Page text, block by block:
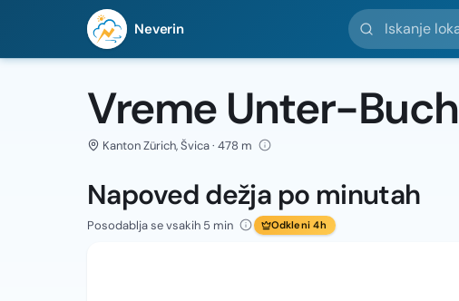
Neverin
Iskanje lokacij
Vreme Unter-Buch
Kanton Zürich, Švica · 478 m
Napoved dežja po minutah
Posodablja se vsakih 5 min Odkleni 4h